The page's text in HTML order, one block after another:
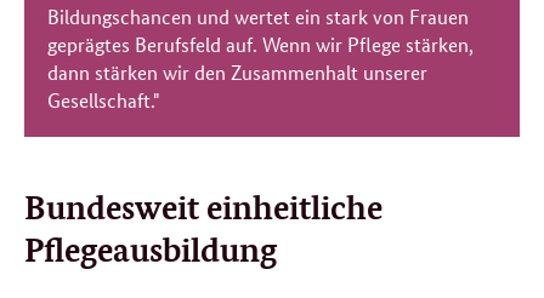
Bildungschancen und wertet ein stark von Frauen
geprägtes Berufsfeld auf. Wenn wir Pflege stärken,
dann stärken wir den Zusammenhalt unserer
Gesellschaft."
Bundesweit einheitliche
Pflegeausbildung